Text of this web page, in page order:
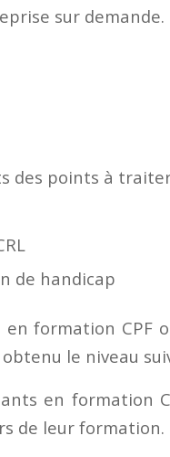
sur demande.
des points à
de handicap
formation CPF
le niveau
en formation
de leur formation.